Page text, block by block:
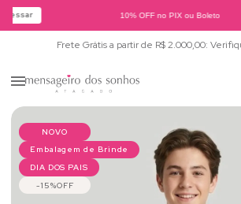
10% OFF no PIX ou Boleto
Frete Grátis a partir de R$ 2.000,00:
NOVO
Embalagem de Brinde
DIA DOS PAIS
15%OFF